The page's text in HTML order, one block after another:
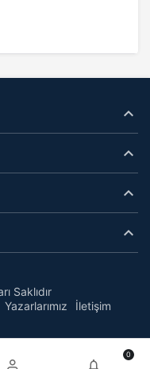
Saklıdır
Yazarlarımız İletişim
0